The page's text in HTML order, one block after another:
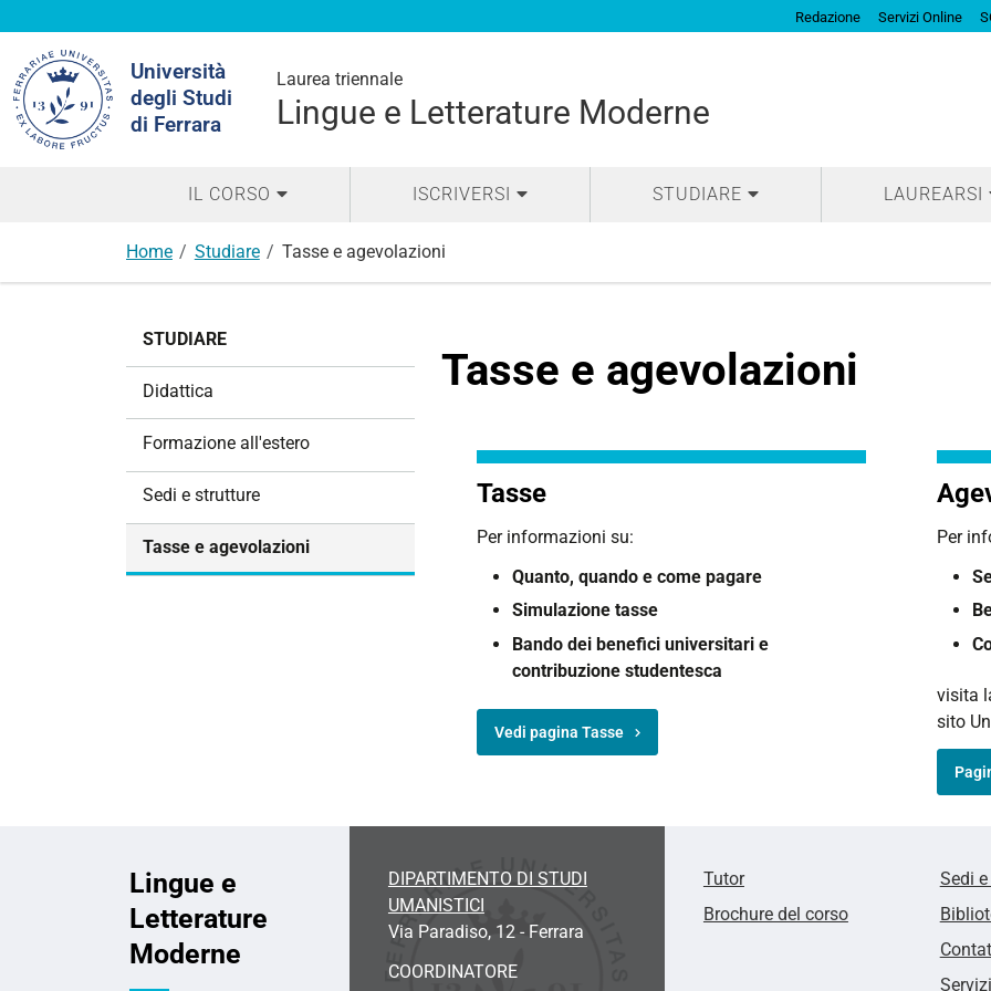
Redazione Servizi Online
Università
degli Studi
di Ferrara
Laurea triennale
Lingue e Letterature Moderne
nel
sito
IL CORSO ISCRIVERSI STUDIARE LAUREARSI
Home Studiare Tasse e agevolazioni
Tasse e agevolazioni
Tasse
Per informazioni su:
Quanto, quando e come pagare
Simulazione tasse
Bando dei benefici universitari e
contribuzione studentesca
Vedi pagina Tasse
Per
visita
sito
STUDIARE
Didattica
Formazione all'estero
Sedi e strutture
Tasse e agevolazioni
Lingue e
Letterature
Moderne
DIPARTIMENTO DI STUDI
UMANISTICI
Via Paradiso, 12 - Ferrara
COORDINATORE
Tutor
Brochure del corso
Sedi